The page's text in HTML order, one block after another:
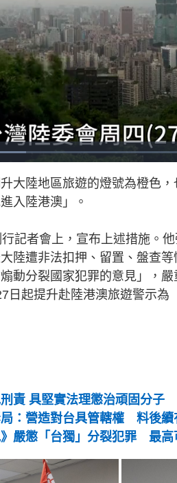
大陸地區旅遊的燈號為橙色
入陸港澳」。
記者會上，宣布上述措施。
陸遭非法扣押、留置、盤查
動分裂國家犯罪的意見」，
日起提升赴陸港澳旅遊警示
責 具堅實法理懲治頑固分子
：營造對台具管轄權 料後續
》嚴懲「台獨」分裂犯罪 最